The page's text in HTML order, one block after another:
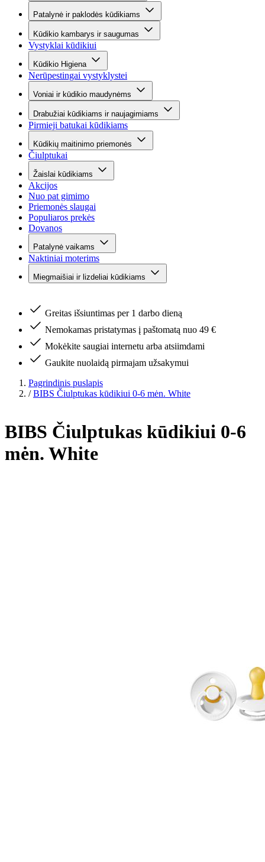
Patalynė ir paklodės kūdikiams
Kūdikio kambarys ir saugumas
Vystyklai kūdikiui
Kūdikio Higiena
Nerūpestingai vystyklystei
Voniai ir kūdikio maudynėms
Drabužiai kūdikiams ir naujagimiams
Pirmieji batukai kūdikiams
Kūdikių maitinimo priemonės
Čiulptukai
Žaislai kūdikiams
Akcijos
Nuo pat gimimo
Priemonės slaugai
Populiaros prekės
Dovanos
Patalynė vaikams
Naktiniai moterims
Miegmaišiai ir lizdeliai kūdikiams
Greitas išsiuntimas per 1 darbo dieną
Nemokamas pristatymas į paštomatą nuo 49 €
Mokėkite saugiai internetu arba atsiimdami
Gaukite nuolaidą pirmajam užsakymui
Pagrindinis puslapis
/ BIBS Čiulptukas kūdikiui 0-6 mėn. White
BIBS Čiulptukas kūdikiui 0-6
mėn. White